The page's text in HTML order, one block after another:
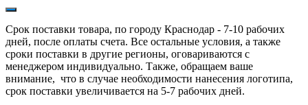
Срок поставки товара, по городу Краснодар - 7-10 рабочих
дней, после оплаты счета. Все остальные условия, а также
сроки поставки в другие регионы, оговариваются с
менеджером индивидуально. Также, обращаем ваше
внимание, что в случае необходимости нанесения логотипа,
срок поставки увеличивается на 5-7 рабочих дней.